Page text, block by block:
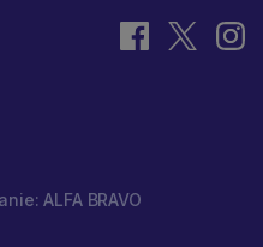
ALFA BRAVO